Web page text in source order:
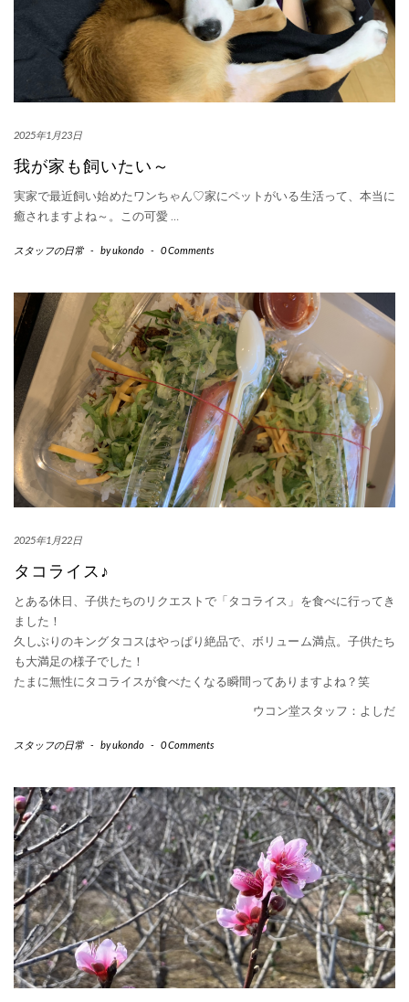
2025年1月23日
我が家も飼いたい～
実家で最近飼い始めたワンちゃん♡家にペットがいる生活って、本当に
癒されますよね～。この可愛 …
スタッフの日常 - byukondo - 0 Comments
2025年1月22日
タコライス♪
とある休日、子供たちのリクエストで「タコライス」を食べに行ってき
ました！
久しぶりのキングタコスはやっぱり絶品で、ボリューム満点。子供たち
も大満足の様子でした！
たまに無性にタコライスが食べたくなる瞬間ってありますよね？笑
ウコン堂スタッフ：よしだ
スタッフの日常 - byukondo - 0 Comments